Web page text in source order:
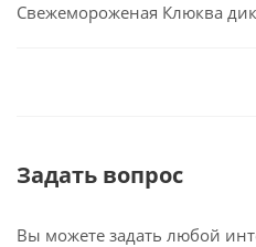
Свежемороженая Клюква
Задать вопрос
Вы можете задать любой